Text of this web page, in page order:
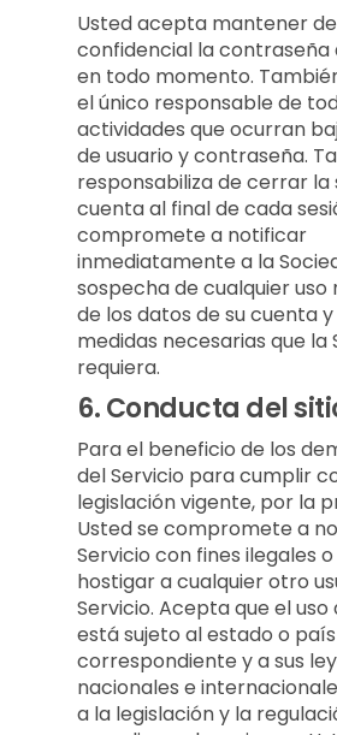
Usted acepta mantener
confidencial la contraseña
en todo momento.
el único responsable de
actividades que ocurran
de usuario y contraseña.
responsabiliza de cerrar la
cuenta al final de cada
compromete a notificar
inmediatamente a la
sospecha de cualquier uso
de los datos de su cuenta
medidas necesarias que la
requiera.
6.Conducta del
Para el beneficio de los
del Servicio para cumplir
legislación vigente, por la
Usted se compromete a
Servicio con fines ilegales
hostigar a cualquier otro
Servicio. Acepta que el uso
está sujeto al estado o país
correspondiente y a sus
nacionales e
a la legislación y la